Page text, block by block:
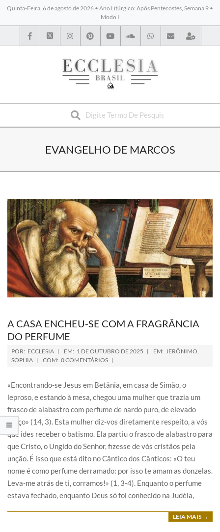
Quinta-Feira, 6 de agosto de 2026 • Ano Litúrgico: Após Pentecostes, Semana 9 •
Modo I
BYBLOS
EVANGELHO DE MARCOS
A CASA ENCHEU-SE COM A FRAGRÂNCIA
DO PERFUME
POR: ECCLESIA EM: 1 DE OUTUBRO DE 2025 EM: JERÔNIMO,
SOPHIA
COM: 0 COMENTÁRIOS
«Encontrando-se Jesus em Betânia, em casa de Simão, o
leproso, e estando à mesa, chegou uma mulher que trazia um
frasco de alabastro com perfume de nardo puro, de elevado
preço» (14, 3). Esta mulher diz-vos diretamente respeito, a vós
que ides receber o batismo. Ela partiu o frasco de alabastro para
que Cristo, o Ungido do Senhor, fizesse de vós cristãos pela
unção. É isso que está dito no Cântico dos Cânticos: «O teu
nome é como perfume derramado: por isso te amam as donzelas.
Leva-me atrás de ti, corramos!» (1, 3-4). Enquanto o perfume
estava fechado, enquanto Deus só foi conhecido na Judéia,
LEIA MAIS →